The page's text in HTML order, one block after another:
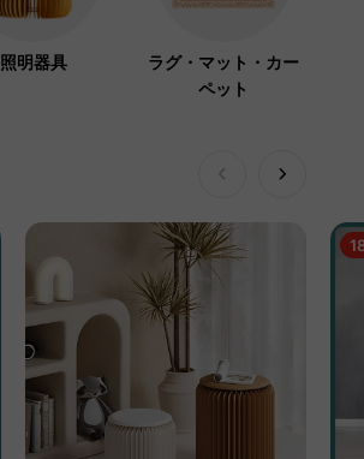
照明器具
ラグ・マット・カー
ペット